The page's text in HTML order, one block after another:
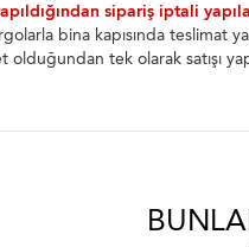
sipariş iptali
bina kapısında teslimat
tek olarak satışı